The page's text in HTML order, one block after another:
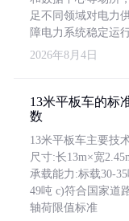
足不同领域对电力
障电力系统稳定运行
2026年8月4日
13米平板车的标
数
13米平板车主要技
尺寸:长13m×宽
承载能力:标载30-
49吨 c)符合国家道
轴荷限值标准